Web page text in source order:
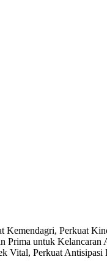
Kemendagri, Perkuat
Prima untuk Kelancaran
Vital, Perkuat Antisipasi